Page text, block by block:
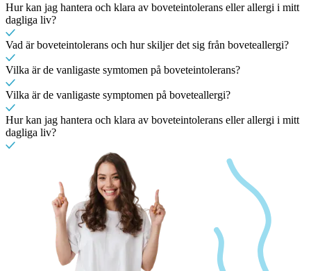
Hur kan jag hantera och klara av boveteintolerans eller allergi i mitt
dagliga liv?
Vad är boveteintolerans och hur skiljer det sig från boveteallergi?
Vilka är de vanligaste symtomen på boveteintolerans?
Vilka är de vanligaste symptomen på boveteallergi?
Hur kan jag hantera och klara av boveteintolerans eller allergi i mitt
dagliga liv?